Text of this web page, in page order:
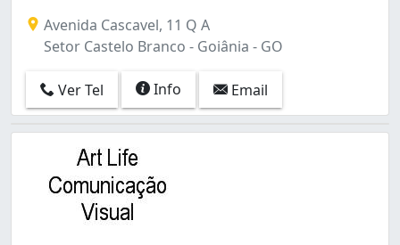
Avenida Cascavel, 11 Q A
Setor Castelo Branco - Goiânia - GO
Ver Tel Info Email